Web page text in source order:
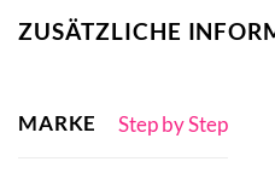
ZUSÄTZLICHE
MARKE Step by Step